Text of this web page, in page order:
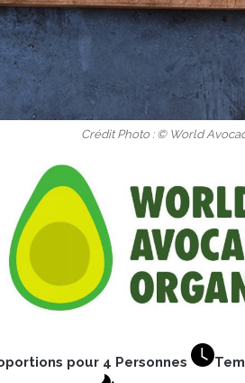
Crédit Photo : © World
pour 4 Personnes